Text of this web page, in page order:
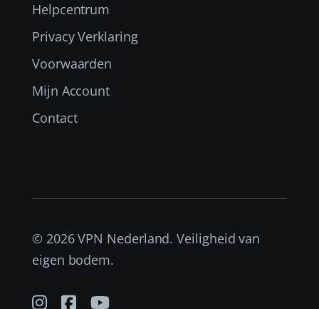
Helpcentrum
Privacy Verklaring
Voorwaarden
Mijn Account
Contact
© 2026 VPN Nederland. Veiligheid van
eigen bodem.